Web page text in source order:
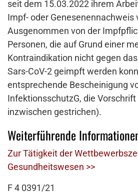
seit dem 15.03.2022 ihrem
Impf- oder Genesenennachweis
Ausgenommen von der
Personen, die auf Grund einer
Kontraindikation nicht gegen
Sars-CoV-2 geimpft werden
entsprechende Bescheinigung
InfektionsschutzG, die
inzwischen gestrichen).
Weiterführende
Zur Tätigkeit der
Gesundheitswesen >>
F 4 0391/21